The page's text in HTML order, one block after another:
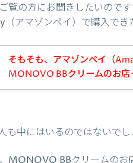
覧の方にお聞きしたいので
アマゾンペイ）で購入でき
そもそも、アマゾンペイ（
MONOVO BBクリームのお店
も中にはいるのではないでし
MONOVO BBクリームの